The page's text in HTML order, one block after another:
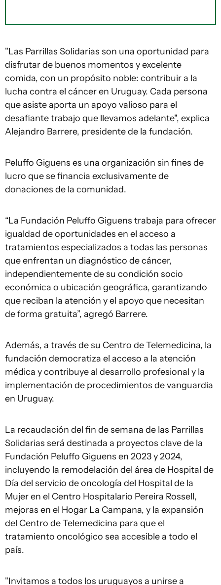
"Las Parrillas Solidarias son una oportunidad para
disfrutar de buenos momentos y excelente
comida, con un propósito noble: contribuir a la
lucha contra el cáncer en Uruguay. Cada persona
que asiste aporta un apoyo valioso para el
desafiante trabajo que llevamos adelante", explica
Alejandro Barrere, presidente de la fundación.
Peluffo Giguens es una organización sin fines de
lucro que se financia exclusivamente de
donaciones de la comunidad.
“La Fundación Peluffo Giguens trabaja para ofrecer
igualdad de oportunidades en el acceso a
tratamientos especializados a todas las personas
que enfrentan un diagnóstico de cáncer,
independientemente de su condición socio
económica o ubicación geográfica, garantizando
que reciban la atención y el apoyo que necesitan
de forma gratuita”, agregó Barrere.
Además, a través de su Centro de Telemedicina, la
fundación democratiza el acceso a la atención
médica y contribuye al desarrollo profesional y la
implementación de procedimientos de vanguardia
en Uruguay.
La recaudación del fin de semana de las Parrillas
Solidarias será destinada a proyectos clave de la
Fundación Peluffo Giguens en 2023 y 2024,
incluyendo la remodelación del área de Hospital de
Día del servicio de oncología del Hospital de la
Mujer en el Centro Hospitalario Pereira Rossell,
mejoras en el Hogar La Campana, y la expansión
del Centro de Telemedicina para que el
tratamiento oncológico sea accesible a todo el
país.
"Invitamos a todos los uruguayos a unirse a